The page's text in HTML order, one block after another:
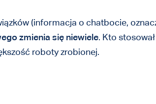
(informacja o chatbocie,
zmienia się niewiele. Kto
roboty zrobionej.